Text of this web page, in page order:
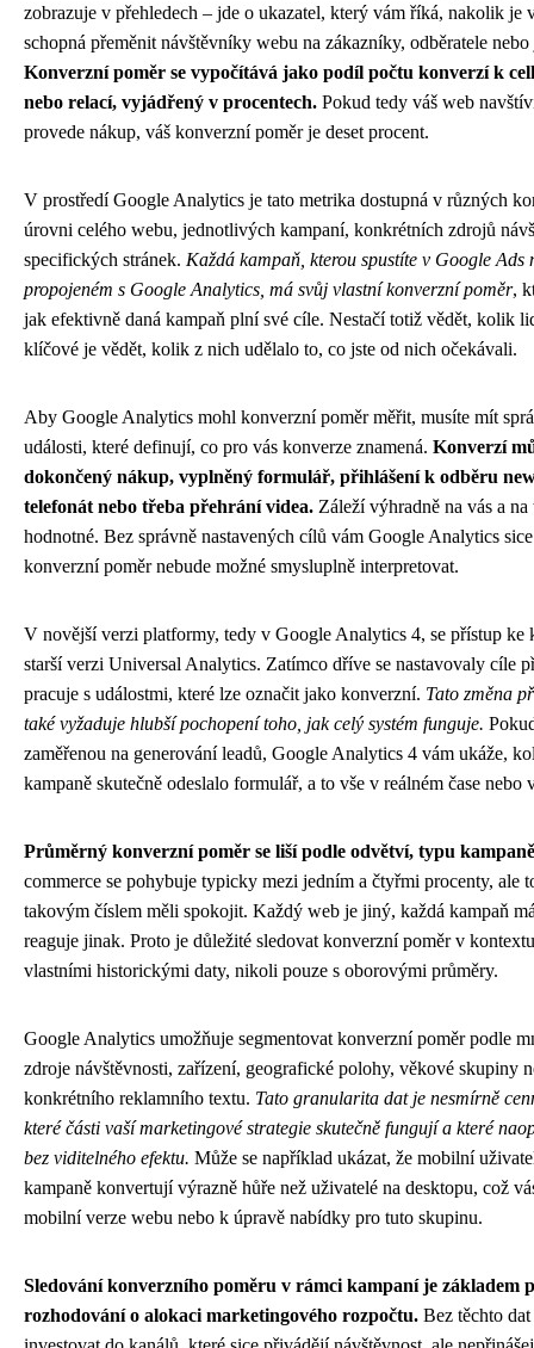
zobrazuje v přehledech – jde o ukazatel, který vám říká, nakolik je
schopná přeměnit návštěvníky webu na zákazníky, odběratele
Konverzní poměr se vypočítává jako podíl počtu konverzí k
nebo relací, vyjádřený v procentech. Pokud tedy váš web
provede nákup, váš konverzní poměr je deset procent.
V prostředí Google Analytics je tato metrika dostupná v různých
úrovni celého webu, jednotlivých kampaní, konkrétních zdrojů
specifických stránek. Každá kampaň, kterou spustíte v Google Ads
propojeném s Google Analytics, má svůj vlastní konverzní poměr,
jak efektivně daná kampaň plní své cíle. Nestačí totiž vědět, kolik
klíčové je vědět, kolik z nich udělalo to, co jste od nich očekávali.
Aby Google Analytics mohl konverzní poměr měřit, musíte mít
události, které definují, co pro vás konverze znamená. Konverzí
dokončený nákup, vyplněný formulář, přihlášení k odběru
telefonát nebo třeba přehrání videa. Záleží výhradně na vás a
hodnotné. Bez správně nastavených cílů vám Google Analytics
konverzní poměr nebude možné smysluplně interpretovat.
V novější verzi platformy, tedy v Google Analytics 4, se přístup
starší verzi Universal Analytics. Zatímco dříve se nastavovaly cíle
pracuje s událostmi, které lze označit jako konverzní. Tato změna
také vyžaduje hlubší pochopení toho, jak celý systém funguje.
zaměřenou na generování leadů, Google Analytics 4 vám ukáže,
kampaně skutečně odeslalo formulář, a to vše v reálném čase
Průměrný konverzní poměr se liší podle odvětví, typu
commerce se pohybuje typicky mezi jedním a čtyřmi procenty, ale
takovým číslem měli spokojit. Každý web je jiný, každá kampaň
reaguje jinak. Proto je důležité sledovat konverzní poměr v
vlastními historickými daty, nikoli pouze s oborovými průměry.
Google Analytics umožňuje segmentovat konverzní poměr podle
zdroje návštěvnosti, zařízení, geografické polohy, věkové skupiny
konkrétního reklamního textu. Tato granularita dat je nesmírně
které části vaší marketingové strategie skutečně fungují a které
bez viditelného efektu. Může se například ukázat, že mobilní
kampaně konvertují výrazně hůře než uživatelé na desktopu, což
mobilní verze webu nebo k úpravě nabídky pro tuto skupinu.
Sledování konverzního poměru v rámci kampaní je základem
rozhodování o alokaci marketingového rozpočtu. Bez těchto